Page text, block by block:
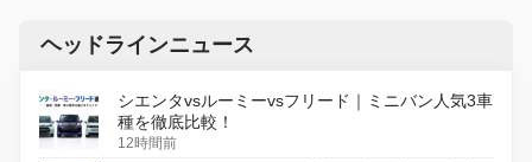
ヘッドラインニュース
シエンタvsルーミーvsフリード｜ミニバン人気3車
種を徹底比較！
12時間前